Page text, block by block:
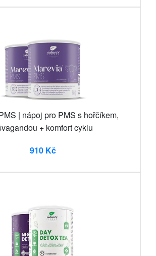
| nápoj pro PMS s hořčíkem,
+ komfort cyklu
910 Kč